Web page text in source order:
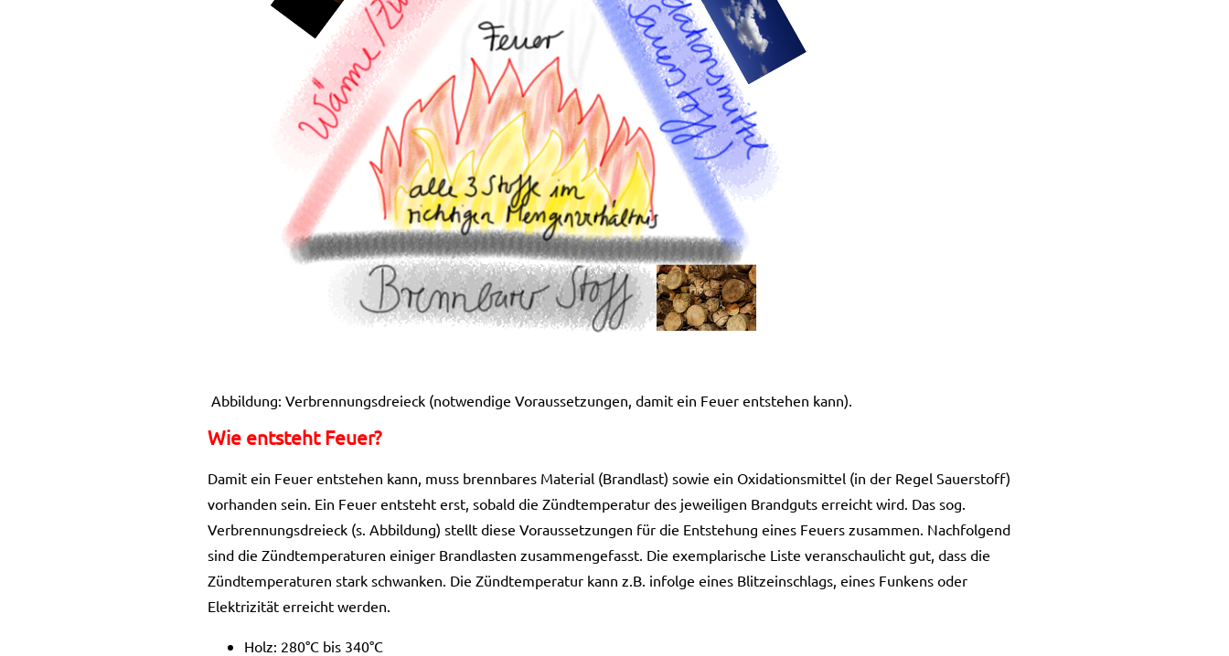
Abbildung: Verbrennungsdreieck (notwendige Voraussetzungen, damit ein Feuer entstehen kann).
Wie entsteht Feuer?
Damit ein Feuer entstehen kann, muss brennbares Material (Brandlast) sowie ein Oxidationsmittel (in der Regel Sauerstoff)
vorhanden sein. Ein Feuer entsteht erst, sobald die Zündtemperatur des jeweiligen Brandguts erreicht wird. Das sog.
Verbrennungsdreieck (s. Abbildung) stellt diese Voraussetzungen für die Entstehung eines Feuers zusammen. Nachfolgend
sind die Zündtemperaturen einiger Brandlasten zusammengefasst. Die exemplarische Liste veranschaulicht gut, dass die
Zündtemperaturen stark schwanken. Die Zündtemperatur kann z.B. infolge eines Blitzeinschlags, eines Funkens oder
Elektrizität erreicht werden.
Holz: 280°C bis 340°C